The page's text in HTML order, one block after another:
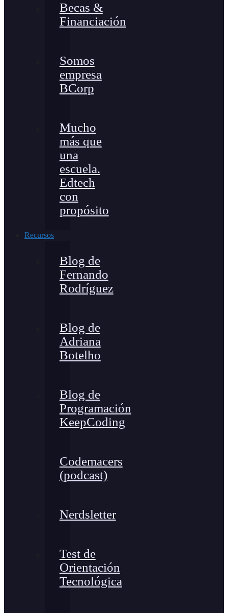
Becas &
Financiación
Somos
empresa
BCorp
Mucho
más que
una
escuela.
Edtech
con
propósito
Recursos
Blog de
Fernando
Rodríguez
Blog de
Adriana
Botelho
Blog de
Programación
KeepCoding
Codemacers
(podcast)
Nerdsletter
Test de
Orientación
Tecnológica